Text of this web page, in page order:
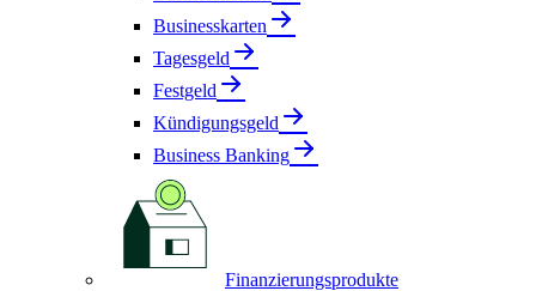
Businesskarten
Tagesgeld
Festgeld
Kündigungsgeld
Business Banking
Finanzierungsprodukte